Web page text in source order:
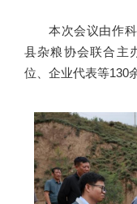
本次会议由作
县杂粮协会联合主
位、企业代表等130